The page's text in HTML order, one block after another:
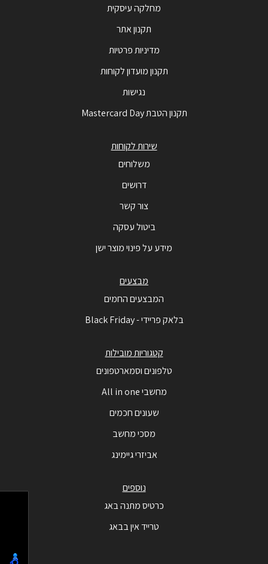
מחלקה עיסקית
תקנון אתר
מדיניות פרטיות
תקנון מועדון לקוחות
נגישות
תקנון הטבת Mastercard Day
שירות לקוחות
משלוחים
דרושים
צור קשר
ביטול עסקה
מידע על פינוי מוצר ישן
מבצעים
המבצעים החמים
בלאק פריידי - Black Friday
קטגוריות מובילות
טלפונים וסמארטפונים
מחשבי All in one
שעונים חכמים
מסכי מחשב
אביזרי גיימינג
נוספים
כרטיס מתנה באג
טרייד אין בבאג